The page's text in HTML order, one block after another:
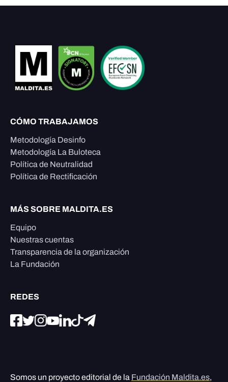
CÓMO TRABAJAMOS
Metodología Desinfo
Metodología La Buloteca
Política de Neutralidad
Política de Rectificación
MÁS SOBRE MALDITA.ES
Equipo
Nuestras cuentas
Transparencia de la organización
La Fundación
REDES
Somos un proyecto editorial de la Fundación Maldita.es,